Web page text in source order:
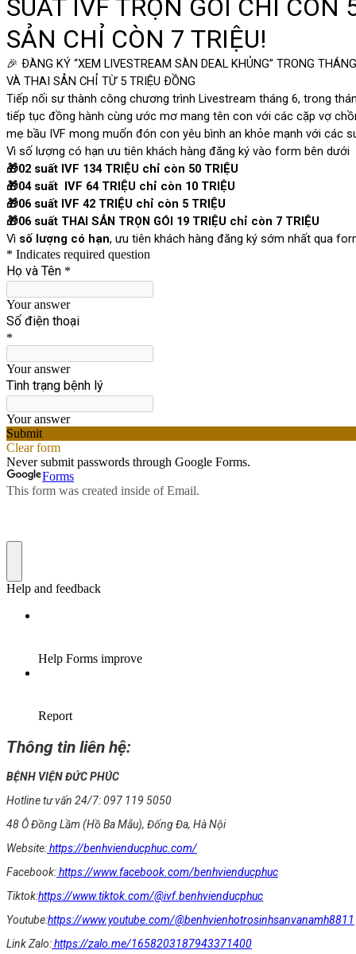
Thông tin liên hệ:
BỆNH VIỆN ĐỨC PHÚC
Hotline tư vấn 24/7: 097 119 5050
48 Ô Đồng Lầm (Hồ Ba Mẫu), Đống Đa, Hà Nội
Website:https://benhvienducphuc.com/
Facebook:https://www.facebook.com/benhvienducphuc
Tiktok:https://www.tiktok.com/@ivf.benhvienducphuc
Youtube:https://www.youtube.com/@benhvienhotrosinhsanvanamh8811
Link Zalo:https://zalo.me/1658203187943371400